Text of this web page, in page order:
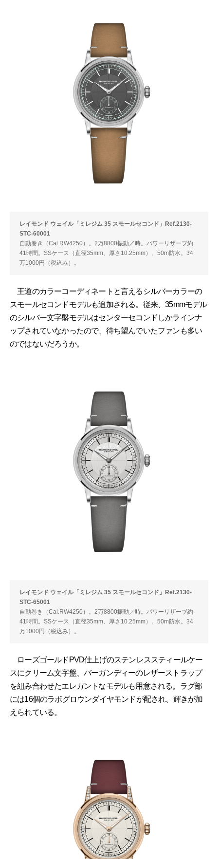
レイモンド ウェイル「ミレジム 35 スモールセコンド」Ref.2130-
STC-60001
自動巻き（Cal.RW4250）。2万8800振動／時。パワーリザーブ約
41時間。SSケース（直径35mm、厚さ10.25mm）。50m防水。34
万1000円（税込み）。
王道のカラーコーディネートと言えるシルバーカラーの
スモールセコンドモデルも追加される。従来、35mmモデル
のシルバー文字盤モデルはセンターセコンドしかラインナ
ップされていなかったので、待ち望んでいたファンも多い
のではないだろうか。
レイモンド ウェイル「ミレジム 35 スモールセコンド」Ref.2130-
STC-65001
自動巻き（Cal.RW4250）。2万8800振動／時。パワーリザーブ約
41時間。SSケース（直径35mm、厚さ10.25mm）。50m防水。34
万1000円（税込み）。
ローズゴールドPVD仕上げのステンレススティールケー
スにクリーム文字盤、バーガンディーのレザーストラップ
を組み合わせたエレガントなモデルも用意される。ラグ部
には16個のラボグロウンダイヤモンドが配され、輝きが加
えられている。